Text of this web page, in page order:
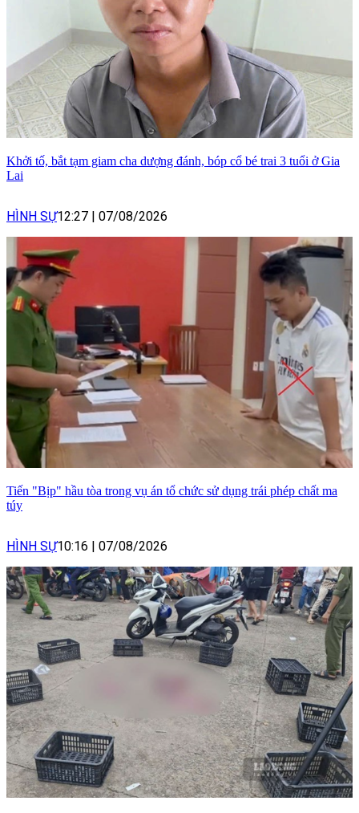
Khởi tố, bắt tạm giam cha dượng đánh, bóp cổ bé trai 3 tuổi ở Gia
Lai
HÌNH SỰ12:27 | 07/08/2026
Tiến "Bịp" hầu tòa trong vụ án tổ chức sử dụng trái phép chất ma
túy
HÌNH SỰ10:16 | 07/08/2026